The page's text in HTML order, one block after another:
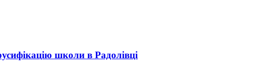
школи в Радолівці